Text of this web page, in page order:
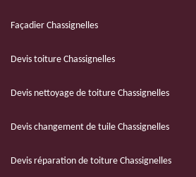
Façadier Chassignelles
Devis toiture Chassignelles
Devis nettoyage de toiture Chassignelles
Devis changement de tuile Chassignelles
Devis réparation de toiture Chassignelles